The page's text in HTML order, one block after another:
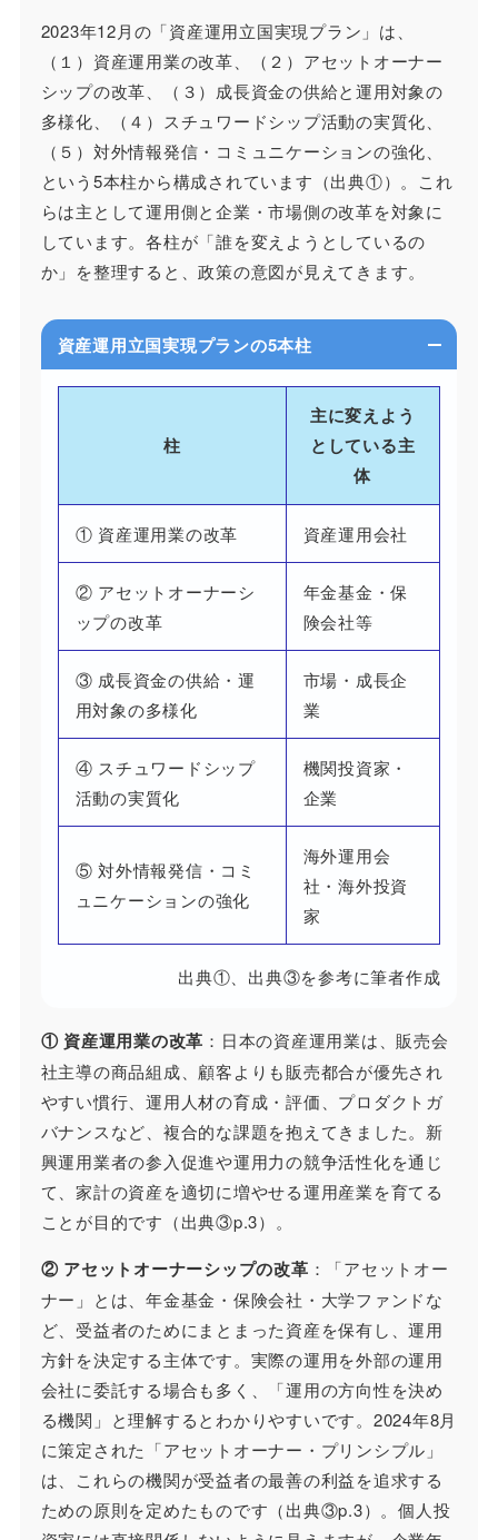
2023年12月の「資産運用立国実現プラン」は、
（１）資産運用業の改革、（２）アセットオーナー
シップの改革、（３）成長資金の供給と運用対象の
多様化、（４）スチュワードシップ活動の実質化、
（５）対外情報発信・コミュニケーションの強化、
という5本柱から構成されています（出典①）。これ
らは主として運用側と企業・市場側の改革を対象に
しています。各柱が「誰を変えようとしているの
か」を整理すると、政策の意図が見えてきます。
資産運用立国実現プランの5本柱
柱
主に変えよう
としている主
体
① 資産運用業の改革 資産運用会社
② アセットオーナーシ
ップの改革
年金基金・保
険会社等
③ 成長資金の供給・運
用対象の多様化
市場・成長企
業
④ スチュワードシップ
活動の実質化
機関投資家・
企業
⑤ 対外情報発信・コミ
ュニケーションの強化
海外運用会
社・海外投資
家
出典①、出典③を参考に筆者作成
① 資産運用業の改革 ：日本の資産運用業は、販売会
社主導の商品組成、顧客よりも販売都合が優先され
やすい慣行、運用人材の育成・評価、プロダクトガ
バナンスなど、複合的な課題を抱えてきました。新
興運用業者の参入促進や運用力の競争活性化を通じ
て、家計の資産を適切に増やせる運用産業を育てる
ことが目的です（出典③p.3）。
② アセットオーナーシップの改革 ：「アセットオー
ナー」とは、年金基金・保険会社・大学ファンドな
ど、受益者のためにまとまった資産を保有し、運用
方針を決定する主体です。実際の運用を外部の運用
会社に委託する場合も多く、「運用の方向性を決め
る機関」と理解するとわかりやすいです。2024年8月
に策定された「アセットオーナー・プリンシプル」
は、これらの機関が受益者の最善の利益を追求する
ための原則を定めたものです（出典③p.3）。個人投